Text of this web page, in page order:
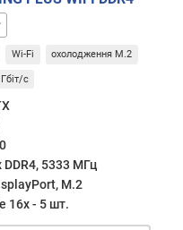
Wi-Fi охолодження M.2
с
DDR4, 5333 МГц
M.2
16x - 5 шт.